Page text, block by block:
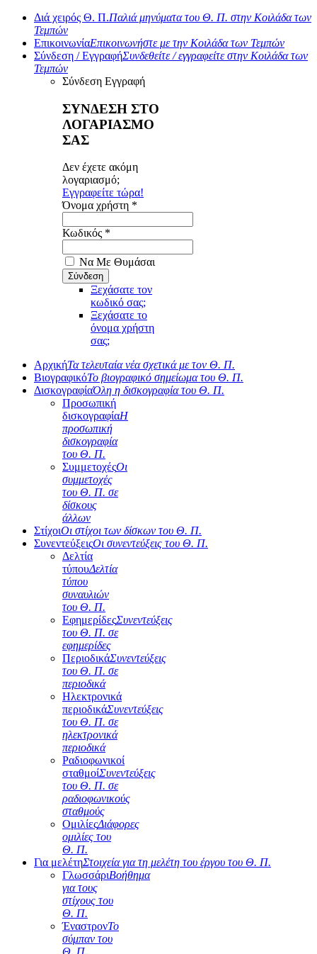
Διά χειρός Θ. Π.Παλιά μηνύματα του Θ. Π. στην Κοιλάδα των
Τεμπών
ΕπικοινωνίαΕπικοινωνήστε με την Κοιλάδα των Τεμπών
Σύνδεση / ΕγγραφήΣυνδεθείτε / εγγραφείτε στην Κοιλάδα των
Τεμπών
Σύνδεση Εγγραφή
ΣΥΝΔΕΣΗ ΣΤΟ
ΛΟΓΑΡΙΑΣΜΟ
ΣΑΣ
Δεν έχετε ακόμη
λογαριασμό;
Εγγραφείτε τώρα!
Όνομα χρήστη *
Κωδικός *
Να Με Θυμάσαι
Ξεχάσατε τον
κωδικό σας;
Ξεχάσατε το
όνομα χρήστη
σας;
ΑρχικήΤα τελευταία νέα σχετικά με τον Θ. Π.
ΒιογραφικόΤο βιογραφικό σημείωμα του Θ. Π.
ΔισκογραφίαΌλη η δισκογραφία του Θ. Π.
Προσωπική
δισκογραφίαΗ
προσωπική
δισκογραφία
του Θ. Π.
ΣυμμετοχέςΟι
συμμετοχές
του Θ. Π. σε
δίσκους
άλλων
ΣτίχοιΟι στίχοι των δίσκων του Θ. Π.
ΣυνεντεύξειςΟι συνεντεύξεις του Θ. Π.
Δελτία
τύπουΔελτία
τύπου
συναυλιών
του Θ. Π.
ΕφημερίδεςΣυνεντεύξεις
του Θ. Π. σε
εφημερίδες
ΠεριοδικάΣυνεντεύξεις
του Θ. Π. σε
περιοδικά
Ηλεκτρονικά
περιοδικάΣυνεντεύξεις
του Θ. Π. σε
ηλεκτρονικά
περιοδικά
Ραδιοφωνικοί
σταθμοίΣυνεντεύξεις
του Θ. Π. σε
ραδιοφωνικούς
σταθμούς
ΟμιλίεςΔιάφορες
ομιλίες του
Θ. Π.
Για μελέτηΣτοιχεία για τη μελέτη του έργου του Θ. Π.
ΓλωσσάριΒοήθημα
για τους
στίχους του
Θ. Π.
ΈναστρονΤο
σύμπαν του